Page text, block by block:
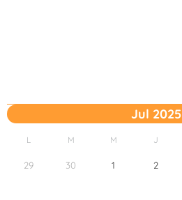
Jul 2025
L M M J
29 30 1 2